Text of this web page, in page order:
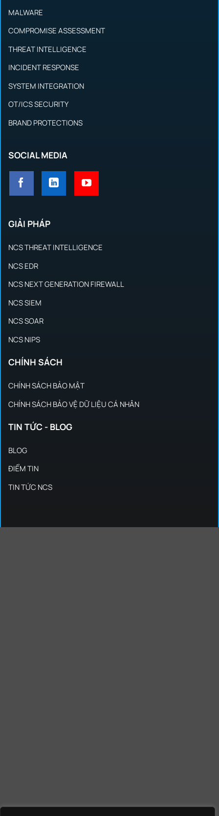
MALWARE
COMPROMISE ASSESSMENT
THREAT INTELLIGENCE
INCIDENT RESPONSE
SYSTEM INTEGRATION
OT/ICS SECURITY
BRAND PROTECTIONS
SOCIAL MEDIA
GIẢI PHÁP
NCS THREAT INTELLIGENCE
NCS EDR
NCS NEXT GENERATION FIREWALL
NCS SIEM
NCS SOAR
NCS NIPS
CHÍNH SÁCH
CHÍNH SÁCH BẢO MẬT
CHÍNH SÁCH BẢO VỆ DỮ LIỆU CÁ NHÂN
TIN TỨC - BLOG
BLOG
ĐIỂM TIN
TIN TỨC NCS